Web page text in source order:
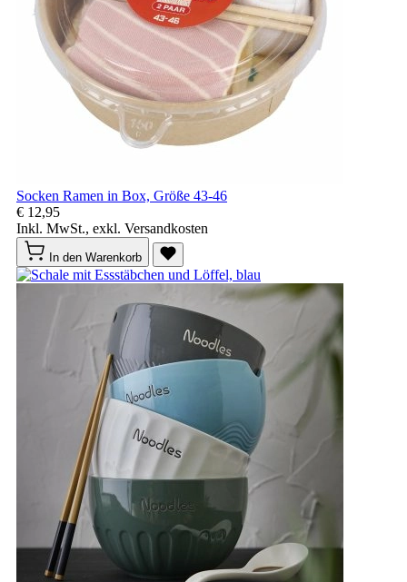
Socken Ramen in Box, Größe 43-46
€ 12,95
Inkl. MwSt., exkl. Versandkosten
In den Warenkorb